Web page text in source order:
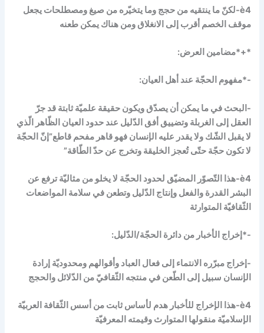
è4-لكنّ ما ينتقيه من حجج وما يتخيّره من صيغ ومصطلحات يجعل
موقف الخصم أقرب إلى الانغلاق ومن هناك يمكن طعنه
*+*مضامين العرض:
-*مفهوم الحجّة عند أهل العيان:
-البحث في ما يمكن أن يصدّق ويكون حقيقة علميّة ثابتة قد جرّ
العقل إلى الغربلة وتضييق أفق الدّليل عند حدود العيان الظّاهر الّذي
لا يقبل الشّك ولا يقدر عليه الإنسان فهو قاهر مفحم قاطع”إنّ الحجّة
لا تكون حجّة حتّى تُعجز الخليقة وتخرج عن حدّ الطّاقة”
è4-هذا التّصوّر المضيّق لحدود الحجّة لا يخلو من مثاليّة ترفع عن
البشر القدرة والفعل وإنتاج الدّليل وتطعن في سلامة المواضعات
الثّقافيّة المتوارثة
-*إخراج الأخبار من دائرة الحجّة/الدّليل:
-إخراج مبرّره الانتماء إلى فعال العباد وأقوالهم ومحدوديّة إرادة
الإنسان سبيل إلى الطّعن في منتجه الثّقافيّ من الدّلائل والحجج
è4-هذا الإخراج للأخبار هدم لأساس ثابت من أسس الثّقافة العربيّة
الإسلاميّة منقولها المتوارث وقيمته المعرفيّة